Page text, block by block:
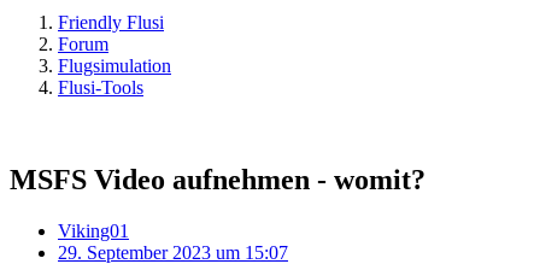
Friendly Flusi
Forum
Flugsimulation
Flusi-Tools
MSFS Video aufnehmen - womit?
Viking01
29. September 2023 um 15:07